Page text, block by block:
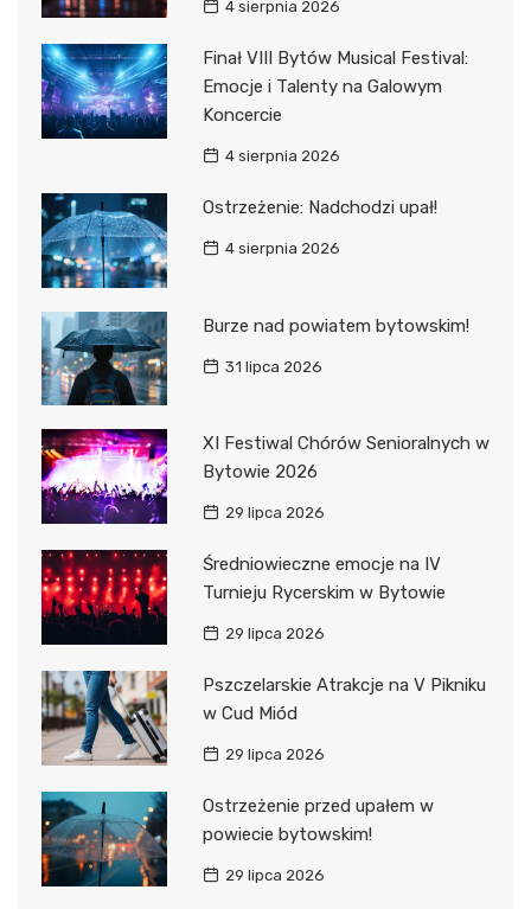
4 sierpnia 2026
Finał VIII Bytów Musical Festival:
Emocje i Talenty na Galowym
Koncercie
4 sierpnia 2026
Ostrzeżenie: Nadchodzi upał!
4 sierpnia 2026
Burze nad powiatem bytowskim!
31 lipca 2026
XI Festiwal Chórów Senioralnych w
Bytowie 2026
29 lipca 2026
Średniowieczne emocje na IV
Turnieju Rycerskim w Bytowie
29 lipca 2026
Pszczelarskie Atrakcje na V Pikniku
w Cud Miód
29 lipca 2026
Ostrzeżenie przed upałem w
powiecie bytowskim!
29 lipca 2026